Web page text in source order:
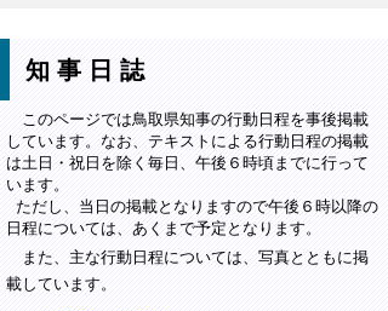
知事日誌
このページでは鳥取県知事の行動日程を事後掲載
しています。なお、テキストによる行動日程の掲載
は土日・祝日を除く毎日、午後６時頃までに行って
います。
ただし、当日の掲載となりますので午後６時以降の
日程については、あくまで予定となります。
また、主な行動日程については、写真とともに掲
載しています。